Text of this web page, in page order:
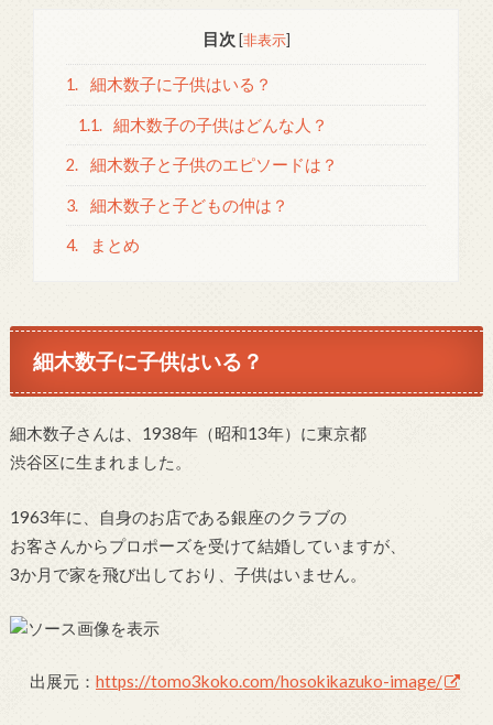
目次 [非表示]
1. 細木数子に子供はいる？
1.1. 細木数子の子供はどんな人？
2. 細木数子と子供のエピソードは？
3. 細木数子と子どもの仲は？
4. まとめ
細木数子に子供はいる？
細木数子さんは、1938年（昭和13年）に東京都
渋谷区に生まれました。
1963年に、自身のお店である銀座のクラブの
お客さんからプロポーズを受けて結婚していますが、
3か月で家を飛び出しており、子供はいません。
出展元： https://tomo3koko.com/hosokikazuko-image/